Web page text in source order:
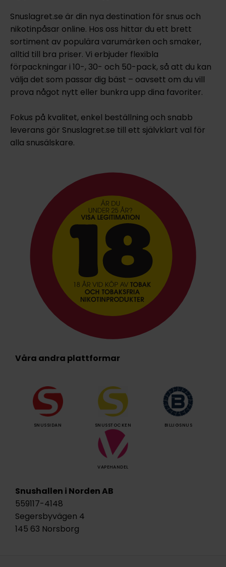
Snuslagret.se är din nya destination för snus och
nikotinpåsar online. Hos oss hittar du ett brett
sortiment av populära varumärken och smaker,
alltid till bra priser. Vi erbjuder flexibla
förpackningar i 10-, 30- och 50-pack, så att du kan
välja det som passar dig bäst – oavsett om du vill
prova något nytt eller bunkra upp dina favoriter.
Fokus på kvalitet, enkel beställning och snabb
leverans gör Snuslagret.se till ett självklart val för
alla snusälskare.
Våra andra plattformar
SNUSSIDAN SNUSSTOCKEN BILLIGSNUS
VAPEHANDEL
Snushallen i Norden AB
559117-4148
Segersbyvägen 4
145 63 Norsborg